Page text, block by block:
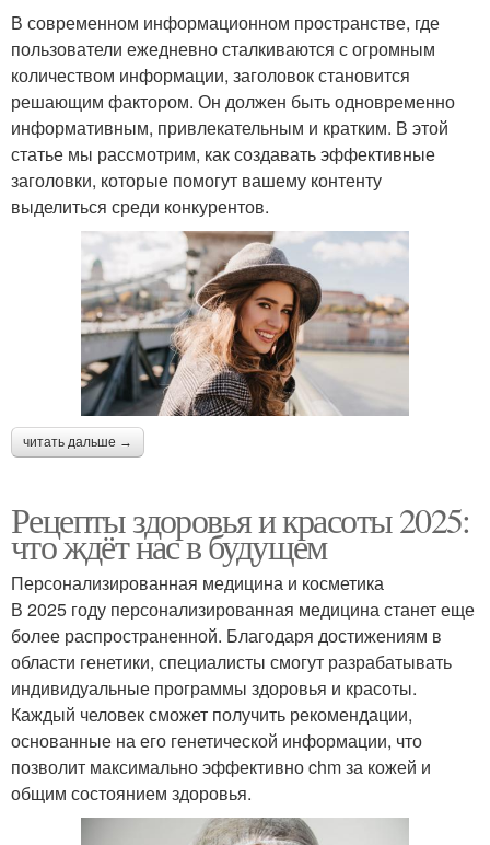
В современном информационном пространстве, где
пользователи ежедневно сталкиваются с огромным
количеством информации, заголовок становится
решающим фактором. Он должен быть одновременно
информативным, привлекательным и кратким. В этой
статье мы рассмотрим, как создавать эффективные
заголовки, которые помогут вашему контенту
выделиться среди конкурентов.
читать дальше →
Рецепты здоровья и красоты 2025:
что ждёт нас в будущем
Персонализированная медицина и косметика
В 2025 году персонализированная медицина станет еще
более распространенной. Благодаря достижениям в
области генетики, специалисты смогут разрабатывать
индивидуальные программы здоровья и красоты.
Каждый человек сможет получить рекомендации,
основанные на его генетической информации, что
позволит максимально эффективно chm за кожей и
общим состоянием здоровья.